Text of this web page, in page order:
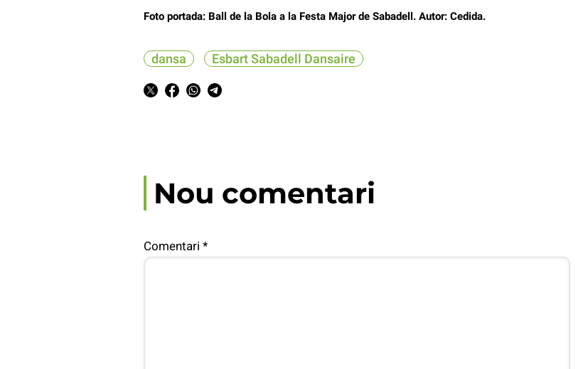
Foto portada: Ball de la Bola a la Festa Major de Sabadell. Autor: Cedida.
dansa Esbart Sabadell Dansaire
Nou comentari
Comentari *